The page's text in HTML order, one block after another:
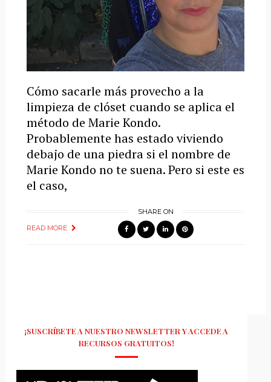
Cómo sacarle más provecho a la
limpieza de clóset cuando se aplica el
método de Marie Kondo.
Probablemente has estado viviendo
debajo de una piedra si el nombre de
Marie Kondo no te suena. Pero si este es
el caso,
READ MORE
SHARE ON
¡SUSCRÍBETE A NUESTRO NEWSLETTER Y ACCEDE A
RECURSOS GRATUITOS!